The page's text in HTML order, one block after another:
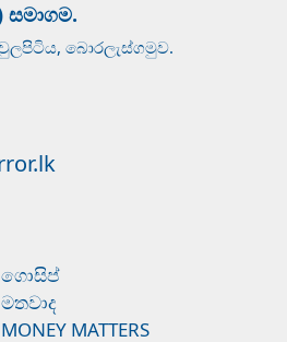
බොරලැස්ගමුව.
ගොසිප්
මතවාද
MONEY MATTERS